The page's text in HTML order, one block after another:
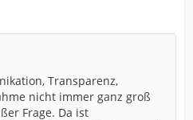
Transparenz,
nicht immer ganz groß
Frage. Da ist